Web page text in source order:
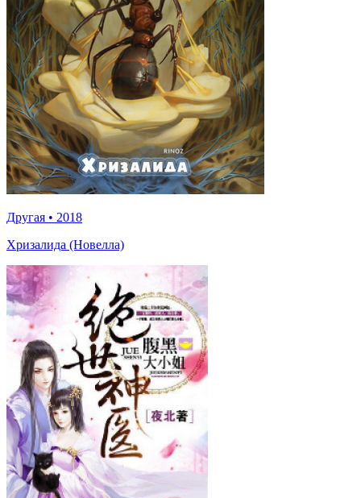
Другая • 2018
Хризалида (Новелла)